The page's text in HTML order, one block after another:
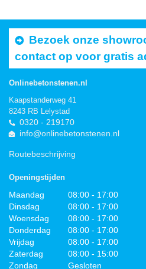
Bezoek onze
contact op voor gratis
Onlinebetonstenen.nl
Kaapstanderweg 41
8243 RB Lelystad
0320 - 219170
info@onlinebetonstenen.nl
Routebeschrijving
Openingstijden
Maandag
08:00 - 17:00
Dinsdag
08:00 - 17:00
Woensdag
08:00 - 17:00
Donderdag
08:00 - 17:00
Vrijdag
08:00 - 17:00
Zaterdag
08:00 - 15:00
Zondag
Gesloten